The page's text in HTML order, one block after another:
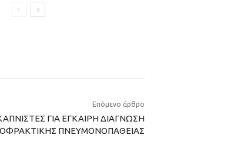
Επόμενο άρθρο
ΓΙΑ ΕΓΚΑΙΡΗ ΔΙΑΓΝΩΣΗ
ΠΝΕΥΜΟΝΟΠΑΘΕΙΑΣ